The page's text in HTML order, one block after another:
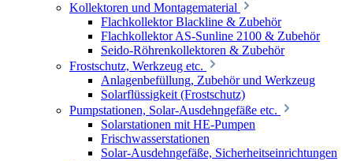
Kollektoren und Montagematerial
Flachkollektor Blackline & Zubehör
Flachkollektor AS-Sunline 2100 & Zubehör
Seido-Röhrenkollektoren & Zubehör
Frostschutz, Werkzeug etc.
Anlagenbefüllung, Zubehör und Werkzeug
Solarflüssigkeit (Frostschutz)
Pumpstationen, Solar-Ausdehngefäße etc.
Solarstationen mit HE-Pumpen
Frischwasserstationen
Solar-Ausdehngefäße, Sicherheitseinrichtungen